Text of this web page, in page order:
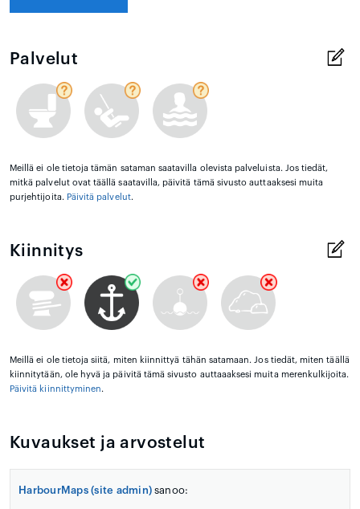
Palvelut
Meillä ei ole tietoja tämän sataman saatavilla olevista palveluista. Jos tiedät,
mitkä palvelut ovat täällä saatavilla, päivitä tämä sivusto auttaaksesi muita
purjehtijoita. Päivitä palvelut.
Kiinnitys
Meillä ei ole tietoja siitä, miten kiinnittyä tähän satamaan. Jos tiedät, miten täällä
kiinnitytään, ole hyvä ja päivitä tämä sivusto auttaaaksesi muita merenkulkijoita.
Päivitä kiinnittyminen.
Kuvaukset ja arvostelut
HarbourMaps (site admin) sanoo: